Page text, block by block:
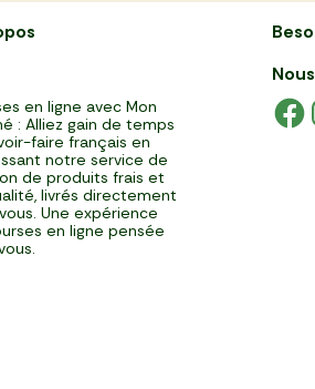
en ligne avec Mon
: Alliez gain de temps
faire français en
notre service de
de produits frais et
livrés directement
Une expérience
en ligne pensée